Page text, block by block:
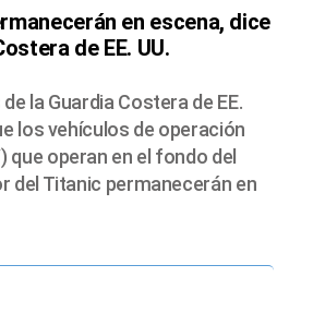
en escena, dice
de EE. UU.
la Guardia Costera de EE.
los vehículos de operación
que operan en el fondo del
del Titanic permanecerán en